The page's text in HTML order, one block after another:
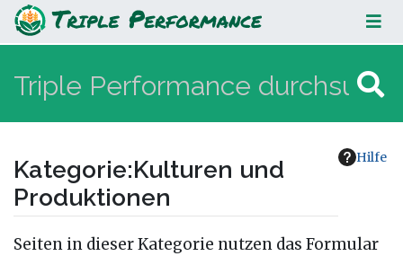
Kulturen und Produktionen
Hilfe
Kategorie:Kulturen und
Produktionen
Wechseln zu:Navigation,Suche
Seiten in dieser Kategorie nutzen das Formular